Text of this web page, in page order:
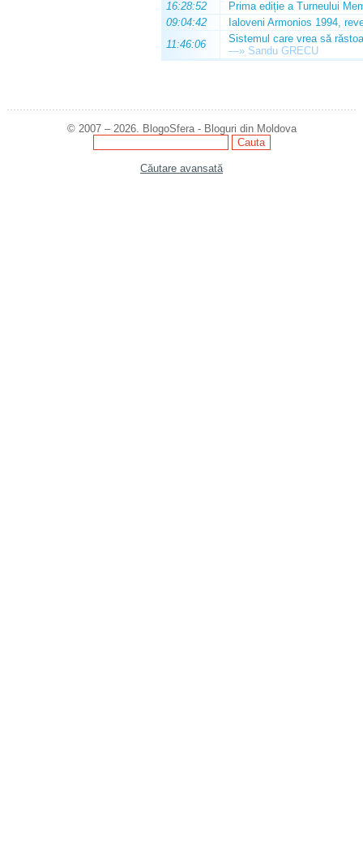
16:28:52
Prima ediție a Turneului
09:04:42
Ialoveni Armonios 1994,
11:46:06
Sistemul care vrea să
—» Sandu GRECU
© 2007 – 2026. BlogoSfera - Bloguri din Moldova
Căutare avansată